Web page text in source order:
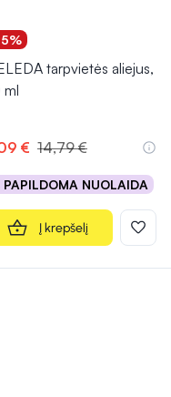
tarpvietės aliejus,
€ 14,79 €
PAPILDOMA NUOLAIDA
Į krepšelį